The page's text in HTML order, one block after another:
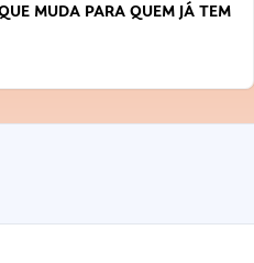
MUDA PARA QUEM JÁ TEM